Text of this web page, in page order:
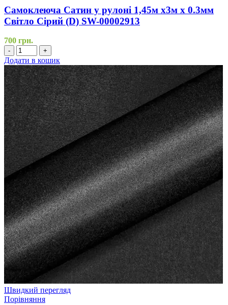
Самоклеюча Сатин у рулоні 1,45м х3м х 0.3мм
Світло Сірий (D) SW-00002913
700 грн.
- +
Додати в кошик
Швидкий перегляд
Порівняння